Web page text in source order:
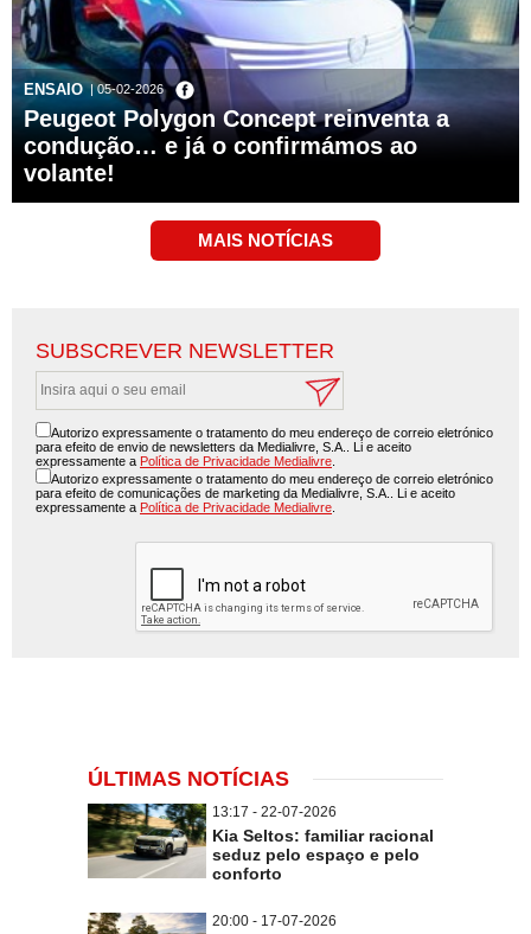
ENSAIO | 05-02-2026
Peugeot Polygon Concept reinventa a
condução… e já o confirmámos ao
volante!
SUBSCREVER NEWSLETTER
Autorizo expressamente o tratamento do meu endereço de correio eletrónico
para efeito de envio de newsletters da Medialivre, S.A.. Li e aceito
expressamente a Política de Privacidade Medialivre
Autorizo expressamente o tratamento do meu endereço de correio eletrónico
para efeito de comunicações de marketing da Medialivre, S.A.. Li e aceito
expressamente a Política de Privacidade Medialivre
ÚLTIMAS NOTÍCIAS
13:17 - 22-07-2026
Kia Seltos: familiar racional
seduz pelo espaço e pelo
conforto
20:00 - 17-07-2026